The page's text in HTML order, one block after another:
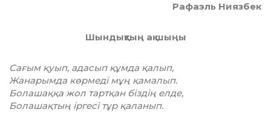
Рафаэль Ниязбек
Шындықтың ақ шыңы
Сағым қуып, адасып құмда қалып,
Жанарымда көрмеді мұң қамалып.
Болашаққа жол тартқан біздің елде,
Болашақтың іргесі тұр қаланып.